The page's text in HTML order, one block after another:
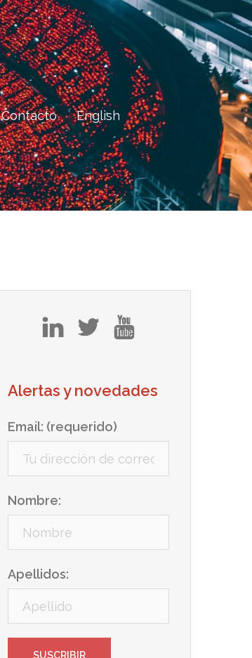
Contacto English
tw
Alertas y novedades
Email: (requerido)
Nombre:
Apellidos: